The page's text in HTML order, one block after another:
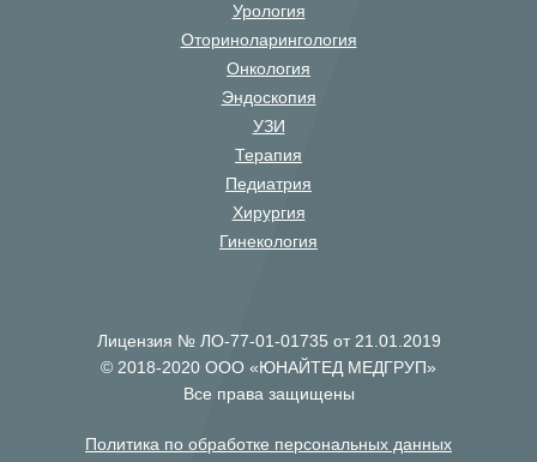
Урология
Оториноларингология
Онкология
Эндоскопия
УЗИ
Терапия
Педиатрия
Хирургия
Гинекология
Лицензия № ЛО-77-01-01735 от 21.01.2019
© 2018-2020 ООО «ЮНАЙТЕД МЕДГРУП»
Все права защищены
Политика по обработке персональных данных